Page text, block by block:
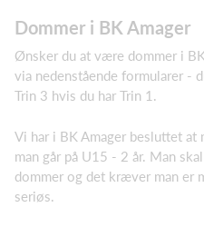
Dommer i BK Amager
Ønsker du at være dommer i
via nedenstående formularer -
Trin 3 hvis du har Trin 1.
Vi har i BK Amager besluttet at
man går på U15 - 2 år. Man
dommer og det kræver man er
seriøs.